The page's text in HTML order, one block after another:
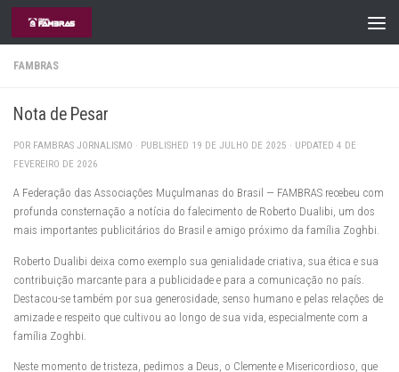
Skip to content
FAMBRAS
Nota de Pesar
POR FAMBRAS JORNALISMO · PUBLISHED 19 DE JULHO DE 2025 · UPDATED 4 DE
FEVEREIRO DE 2026
A Federação das Associações Muçulmanas do Brasil — FAMBRAS recebeu com
profunda consternação a notícia do falecimento de Roberto Dualibi, um dos
mais importantes publicitários do Brasil e amigo próximo da família Zoghbi.
Roberto Dualibi deixa como exemplo sua genialidade criativa, sua ética e sua
contribuição marcante para a publicidade e para a comunicação no país.
Destacou-se também por sua generosidade, senso humano e pelas relações de
amizade e respeito que cultivou ao longo de sua vida, especialmente com a
família Zoghbi.
Neste momento de tristeza, pedimos a Deus, o Clemente e Misericordioso, que